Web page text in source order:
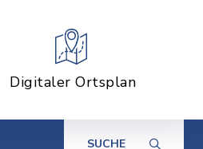
Digitaler Ortsplan
SUCHE